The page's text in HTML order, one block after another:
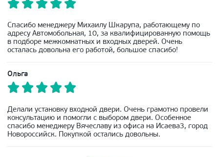
Спасибо менеджеру Михаилу Шкарупа, работающему по
адресу Автомобольная, 10, за квалифицированную помощь
в подборе межкомнатных и входных дверей. Очень
осталась довольна его работой, большое спасибо!
Ольга
Делали установку входной двери. Очень грамотно провели
консультацию и помогли с выбором двери. Особенное
спасибо менеджеру Вячеславу из офиса на Исаева3, город
Новороссийск. Покупкой остались довольны.